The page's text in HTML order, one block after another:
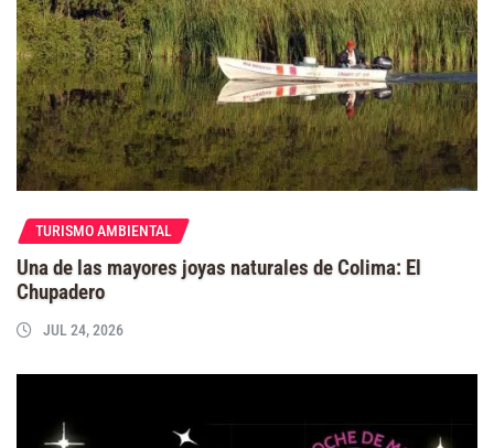
TURISMO AMBIENTAL
Una de las mayores joyas naturales de Colima: El
Chupadero
JUL 24, 2026